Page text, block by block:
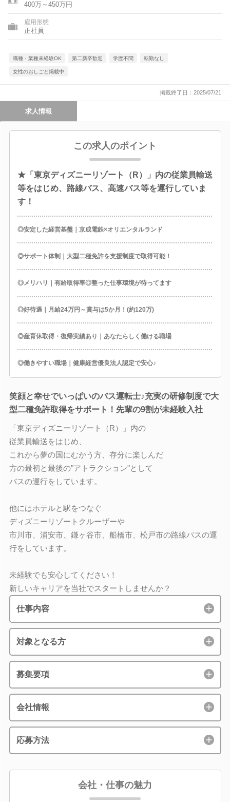
400万～450万円
雇用形態
正社員
職種・業種未経験OK 第二新卒歓迎 学歴不問 転勤なし
女性のおしごと掲載中
掲載終了日：2025/07/21
求人情報
この求人のポイント
★「東京ディズニーリゾート（R）」内の従業員輸送
等をはじめ、路線バス、高速バス等を運行していま
す！
◎安定した経営基盤｜京成電鉄×オリエンタルランド
◎サポート体制｜大型二種免許を支援制度で取得可能！
◎メリハリ｜有給取得率◎整った仕事環境が待ってます
◎好待遇｜月給24万円～賞与は5か月！(約120万)
◎産育休取得・復帰実績あり｜あなたらしく働ける職場
◎働きやすい職場｜健康経営優良法人認定で安心♪
笑顔と幸せでいっぱいのバス運転士♪充実の研修制度で大
型二種免許取得をサポート！先輩の9割が未経験入社
「東京ディズニーリゾート（R）」内の
従業員輸送をはじめ、
これから夢の国にむかう方、存分に楽しんだ
方の最初と最後の"アトラクション"として
バスの運行をしています。
他にはホテルと駅をつなぐ
ディズニーリゾートクルーザーや
市川市、浦安市、鎌ヶ谷市、船橋市、松戸市の路線バスの運
行をしています。
未経験でも安心してください！
新しいキャリアを当社でスタートしませんか？
仕事内容
対象となる方
募集要項
会社情報
応募方法
会社・仕事の魅力